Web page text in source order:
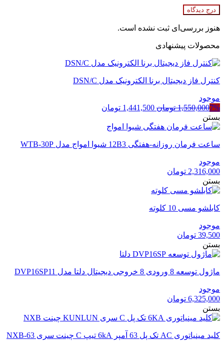
درج دیدگاه
هنوز بررسی‌ای ثبت نشده است.
محصولات پیشنهادی
کنترل فاز دیجیتال برنا الکترونیک مدل DSN/C
موجود
7%
1,550,000 تومان قیمت
1,550,000 تومان
1,441,500 تومان
بستن
ساعت فرمان روزانه-هفتگی 12B3 شیوا امواج مدل WTB-30P
موجود
2,316,000 تومان
بستن
کابلشو مسی 10 کلوته
موجود
39,500 تومان
بستن
ماژول توسعه 8 ورودی 8 خروجی دیجیتال دلتا مدل DVP16SP11
موجود
6,325,000 تومان
بستن
کلید مینیاتوری AC تک پل 63 آمپر 6kA تیپ C چینت سری NXB-63